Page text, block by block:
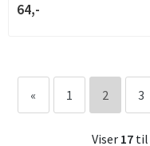
64,-
« 1 2 3
Viser 17 til